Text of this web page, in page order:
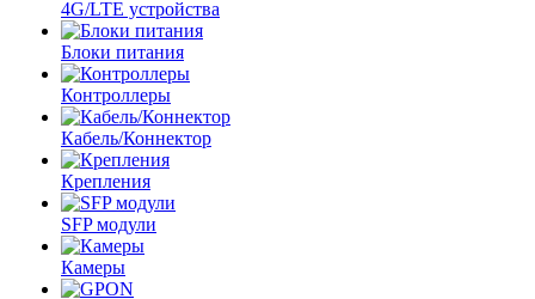
4G/LTE устройства
Блоки питания
Контроллеры
Кабель/Коннектор
Крепления
SFP модули
Камеры